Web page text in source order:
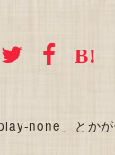
none」とかが